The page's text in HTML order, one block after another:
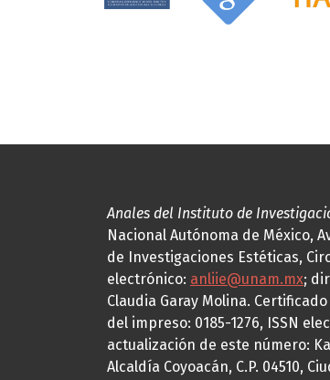
Anales del Instituto de
Nacional Autónoma de México,
de Investigaciones Estéticas,
electrónico: anliie@unam.mx;
Claudia Garay Molina.
del impreso: 0185-1276, ISSN
actualización de este número:
Alcaldía Coyoacán, C.P. 04510,